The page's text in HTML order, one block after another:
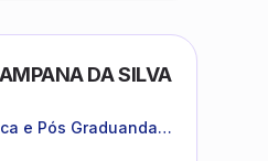
DA SILVA
e Pós Graduanda